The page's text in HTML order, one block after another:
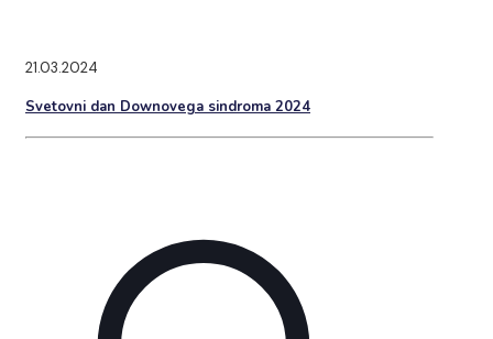
21.03.2024
Svetovni dan Downovega sindroma 2024